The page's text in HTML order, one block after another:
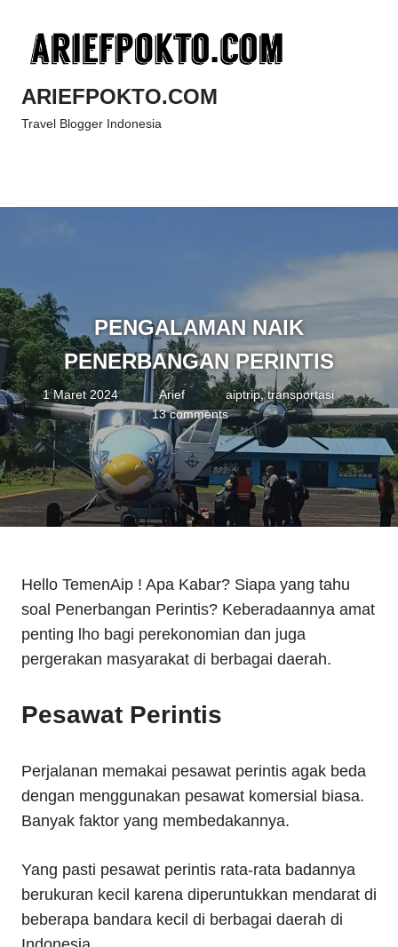
content
ARIEFPOKTO.COM
Travel Blogger Indonesia
PENGALAMAN NAIK
PENERBANGAN PERINTIS
1 Maret 2024 Arief aiptrip,transportasi
13 comments
Hello TemenAip ! Apa Kabar? Siapa yang tahu
soal Penerbangan Perintis? Keberadaannya amat
penting lho bagi perekonomian dan juga
pergerakan masyarakat di berbagai daerah.
Pesawat Perintis
Perjalanan memakai pesawat perintis agak beda
dengan menggunakan pesawat komersial biasa.
Banyak faktor yang membedakannya.
Yang pasti pesawat perintis rata-rata badannya
berukuran kecil karena diperuntukkan mendarat di
beberapa bandara kecil di berbagai daerah di